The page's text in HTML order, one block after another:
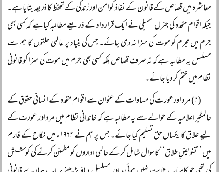
معاشرہ میں قصاص کے قانون کے نفاذ کو امن اور زندگی کے تحفظ کا ذریعہ بتایا ہے۔
جبکہ اقوام متحدہ کی جنرل اسمبلی نے ایک قرارداد کے ذریعے مطالبہ کیا ہے کہ کسی بھی
جرم میں مجرم کو موت کی سزا نہ دی جائے۔ جس کی بنیاد پر عالمی حلقوں کا ہم سے
مسلسل یہ مطالبہ ہے کہ نہ صرف قصاص بلکہ کسی بھی جرم میں موت کی سزا کو قانونی
نظام میں ختم کر دیا جائے۔
(۲) مرد اور عورت کی مساوات کے عنوان سے اقوام متحدہ کے انسانی حقوق کے
عالمگیر اعلامیہ کے حوالے سے یہ مطالبہ ہے کہ خاندانی نظام میں مرد اور عورت کے
لیے طلاق کا یکساں حق تسلیم کیا جائے۔ جس پر ہم نے ۱۹۶۲ء میں نکاح کے فارم
میں ’’تفویضِ طلاق‘‘ کا سوال شامل کر کے عالمی اداروں کو مطمئن کرنے کی کوشش